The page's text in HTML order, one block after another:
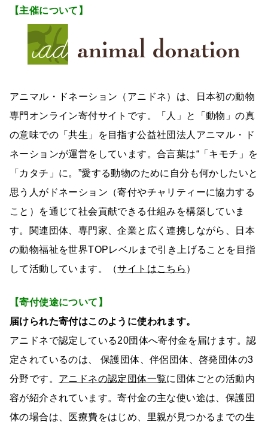
【主催について】
アニマル・ドネーション（アニドネ）は、日本初の動物
専門オンライン寄付サイトです。「人」と「動物」の真
の意味での「共生」を目指す公益社団法人アニマル・ド
ネーションが運営をしています。合言葉は“「キモチ」を
「カタチ」に。”愛する動物のために自分も何かしたいと
思う人がドネーション（寄付やチャリティーに協力する
こと）を通じて社会貢献できる仕組みを構築していま
す。関連団体、専門家、企業と広く連携しながら、日本
の動物福祉を世界TOPレベルまで引き上げることを目指
して活動しています。（サイトはこちら ）
【寄付使途について】
届けられた寄付はこのように使われます。
アニドネで認定している20団体へ寄付金を届けます。認
定されているのは、 保護団体、伴侶団体、啓発団体の3
分野です。 アニドネの認定団体一覧に団体ごとの活動内
容が紹介されています。寄付金の主な使い途は、保護団
体の場合は、医療費をはじめ、里親が見つかるまでの生